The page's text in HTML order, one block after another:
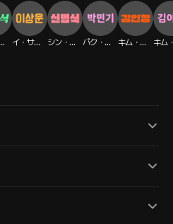
アンソク イ・サンウン シン・ボムシク パク・ミンギ キム・イニョン